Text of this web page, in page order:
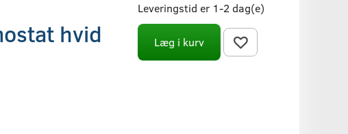
hvid
Leveringstid er 1-2 dag(e)
Læg i kurv